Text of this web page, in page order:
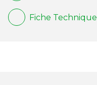
Fiche Technique